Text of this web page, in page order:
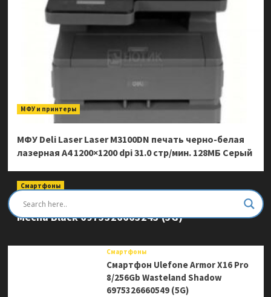
МФУ и принтеры
МФУ Deli Laser Laser M3100DN печать черно-белая
лазерная A4 1200×1200 dpi 31.0 стр/мин. 128МБ Серый
Смартфоны
Смартфон Ulefone Armor Mini 20 Pro 8/256Gb
Mecha Black 6975326663243 (5G)
Смартфоны
Смартфон Ulefone Armor X16 Pro
8/256Gb Wasteland Shadow
6975326660549 (5G)